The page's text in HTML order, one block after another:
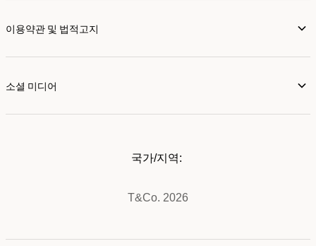
이용약관 및 법적고지
소셜 미디어
T&Co. 2026
국가/지역: